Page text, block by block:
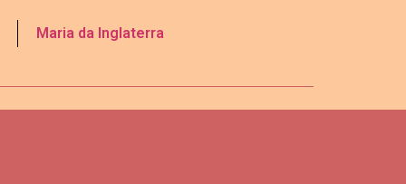
Maria da Inglaterra